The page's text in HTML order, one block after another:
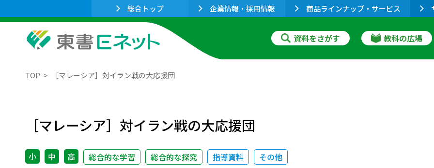
総合トップ 企業情報・採用情報 商品ラインナップ・サービス
資料をさがす 教科の広場
TOP ［マレーシア］対イラン戦の大応援団
［マレーシア］対イラン戦の大応援団
小 中 高 総合的な学習 総合的な探究 指導資料 その他